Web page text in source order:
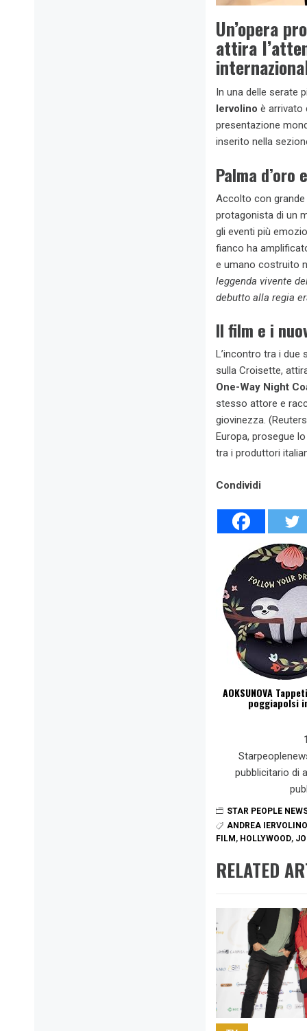
Un’opera
attira
In una delle serate
Iervolino è arrivato
presentazione
inserito nella
Palma
Accolto con
protagonista di un
gli eventi più
fianco ha
e umano costruito
leggenda vivente
debutto alla regia
Il film e i
L’incontro tra i due
sulla Croisette,
One-Way Night
stesso attore e
giovinezza.
Europa, prosegue
tra i produttori
Condividi
AOKSUNOVA
poggiapolsi
pubblicitario di
STAR PEOPLE
ANDREA IERVOLINO
FILM, HOLLYWOOD,
RELATED